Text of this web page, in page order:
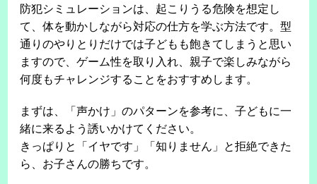
防犯シミュレーションは、起こりうる危険を想定し
て、体を動かしながら対応の仕方を学ぶ方法です。型
通りのやりとりだけでは子どもも飽きてしまうと思い
ますので、ゲーム性を取り入れ、親子で楽しみながら
何度もチャレンジすることをおすすめします。
まずは、「声かけ」のパターンを参考に、子どもに一
緒に来るよう誘いかけてください。
きっぱりと「イヤです」「知りません」と拒絶できた
ら、お子さんの勝ちです。